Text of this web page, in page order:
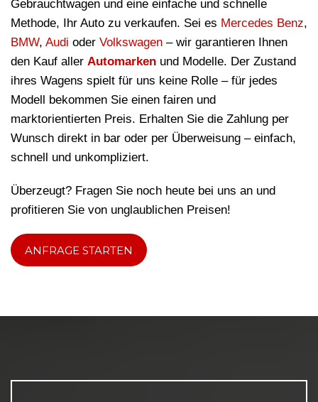
Gebrauchtwagen und eine einfache und schnelle
Methode, Ihr Auto zu verkaufen. Sei es Mercedes Benz,
BMW, Audi oder Volkswagen – wir garantieren Ihnen
den Kauf aller Automarken und Modelle. Der Zustand
ihres Wagens spielt für uns keine Rolle – für jedes
Modell bekommen Sie einen fairen und
marktorientierten Preis. Erhalten Sie die Zahlung per
Wunsch direkt in bar oder per Überweisung – einfach,
schnell und unkompliziert.
Überzeugt? Fragen Sie noch heute bei uns an und
profitieren Sie von unglaublichen Preisen!
ANFRAGE STARTEN